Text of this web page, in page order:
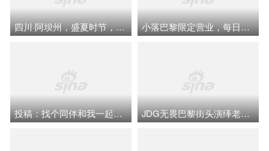
四川·阿坝州，盛夏时节，从夕阳里看冰川和雪峰，仿佛走进了电影场景中 小落巴黎限定营业，每日随拍穿搭帅气
投稿：找个同伴和我一起来伊利川旅游！ JDG无畏巴黎街头演绎老钱风，松弛感拉满